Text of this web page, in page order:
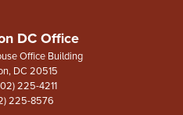
DC Office
Office Building
DC20515
225-4211
225-8576